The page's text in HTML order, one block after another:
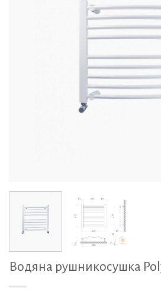
Водяна рушникосушка